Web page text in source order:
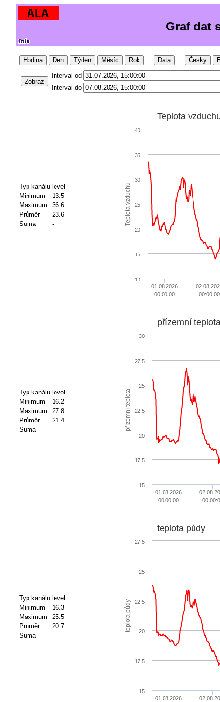
Graf dat
Hodina Den Týden Měsíc Rok Data Česky
Zobraz
Interval od
Interval do
Typ kanálu level
Minimum
13.5
Maximum
36.6
Průměr
23.6
Suma
- Teplota vzduchu
Teplota
01.08.2026
00:00:00
00:00:00
10
15
20
25
30
35
40
Typ kanálu level
Minimum
16.2
Maximum
27.8
Průměr
21.4
Suma
- přízemní teplota
přízemní
01.08.2026
00:00:00
15
17.5
20
22.5
25
27.5
30
Typ kanálu level
Minimum
16.3
Maximum
25.5
Průměr
20.7
Suma
-
teplota půdy
teplota půdy
01.08.2026
20
15
17.5
22.5
25
27.5